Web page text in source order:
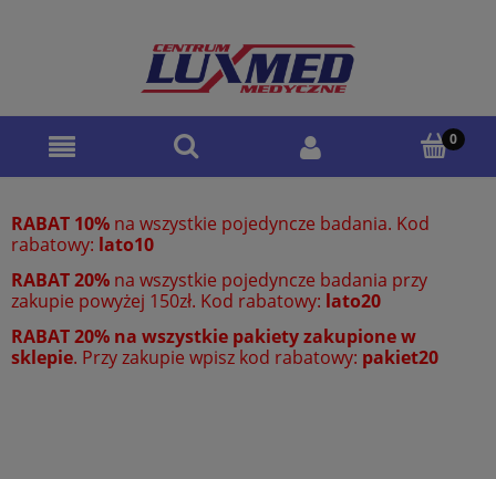
RABAT 10% na wszystkie pojedyncze badania. Kod
rabatowy: lato10
RABAT 20% na wszystkie pojedyncze badania przy
zakupie powyżej 150zł. Kod rabatowy: lato20
RABAT 20% na wszystkie pakiety zakupione w
sklepie. Przy zakupie wpisz kod rabatowy: pakiet20